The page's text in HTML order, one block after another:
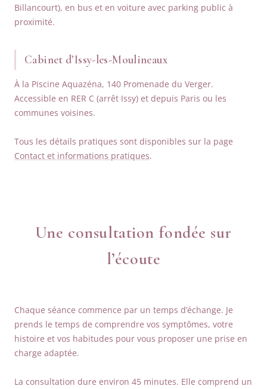
Billancourt), en bus et en voiture avec parking public à
proximité.
Cabinet d’Issy-les-Moulineaux
À la Piscine Aquazéna, 140 Promenade du Verger.
Accessible en RER C (arrêt Issy) et depuis Paris ou les
communes voisines.
Tous les détails pratiques sont disponibles sur la page
Contact et informations pratiques.
Une consultation fondée sur
l’écoute
Chaque séance commence par un temps d’échange. Je
prends le temps de comprendre vos symptômes, votre
histoire et vos habitudes pour vous proposer une prise en
charge adaptée.
La consultation dure environ 45 minutes. Elle comprend un